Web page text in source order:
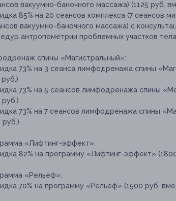
вакуумно-баночного массажа) (1125 руб.
85% на 20 сеансов комплекса (7 сеансов
вакуумно-баночного массажа) с
антропометрии проблемных участков
спины «Магистральный»:
73% на 3 сеанса лимфодренажа спины
73% на 5 сеансов лимфодренажа спины
73% на 7 сеансов лимфодренажа спины
руб.)
«Лифтинг-эффект»:
82% на программу «Лифтинг-эффект»
«Рельеф»:
70% на программу «Рельеф» (1500 руб.